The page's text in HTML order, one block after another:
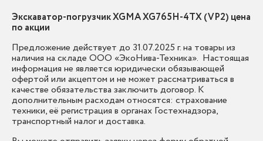
Экскаватор-погрузчик XGMA XG765H-4TX (VP2) цена
по акции
Предложение действует до 31.07.2025 г. на товары из
наличия на складе ООО «ЭкоНива-Техника». Настоящая
информация не является юридически обязывающей
офертой или акцептом и не может рассматриваться в
качестве обязательства заключить договор. К
дополнительным расходам относятся: страхование
техники, её регистрация в органах Гостехнадзора,
транспортный налог и доставка.